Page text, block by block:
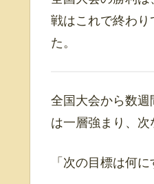
戦はこれで終わ
た。
全国大会から数
は一層強まり、次
「次の目標は何